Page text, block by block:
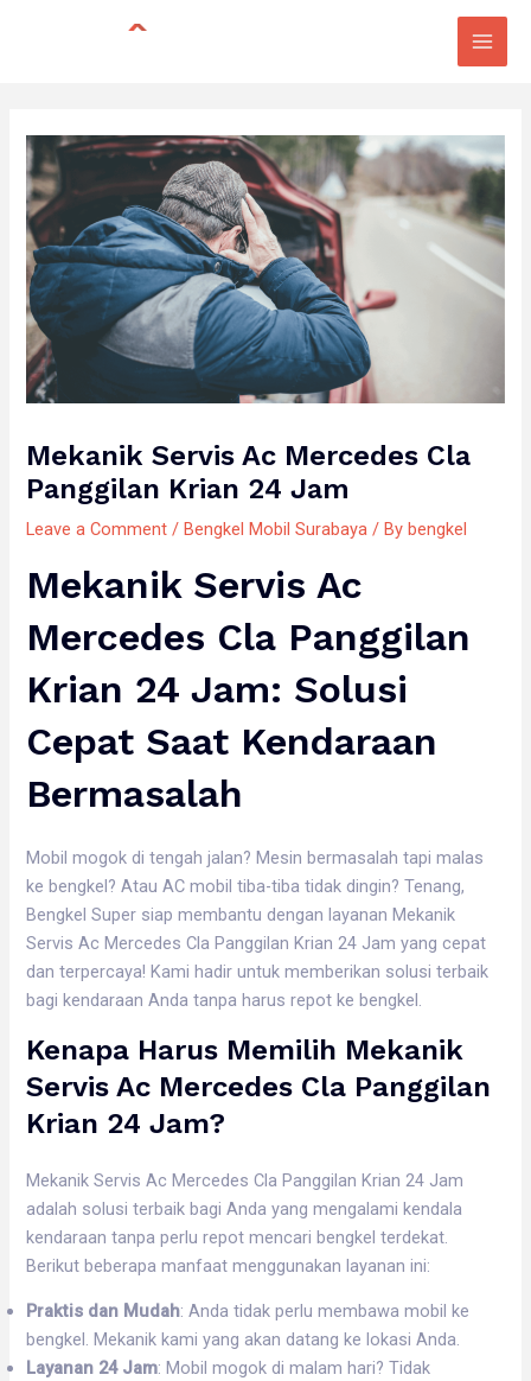
Main
Mekanik Servis Ac Mercedes Cla
Panggilan Krian 24 Jam
Leave a Comment /Bengkel Mobil Surabaya / Bybengkel
Mekanik Servis Ac
Mercedes Cla Panggilan
Krian 24 Jam: Solusi
Cepat Saat Kendaraan
Bermasalah
Mobil mogok di tengah jalan? Mesin bermasalah tapi malas
ke bengkel? Atau AC mobil tiba-tiba tidak dingin? Tenang,
Bengkel Super siap membantu dengan layanan Mekanik
Servis Ac Mercedes Cla Panggilan Krian 24 Jam yang cepat
dan terpercaya! Kami hadir untuk memberikan solusi terbaik
bagi kendaraan Anda tanpa harus repot ke bengkel.
Kenapa Harus Memilih Mekanik
Servis Ac Mercedes Cla Panggilan
Krian 24 Jam?
Mekanik Servis Ac Mercedes Cla Panggilan Krian 24 Jam
adalah solusi terbaik bagi Anda yang mengalami kendala
kendaraan tanpa perlu repot mencari bengkel terdekat.
Berikut beberapa manfaat menggunakan layanan ini:
Praktis dan Mudah: Anda tidak perlu membawa mobil ke
bengkel. Mekanik kami yang akan datang ke lokasi Anda.
Layanan 24 Jam: Mobil mogok di malam hari? Tidak